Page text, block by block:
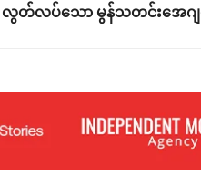
လွတ်လပ်သော မွန်သတင်းအေဂျ